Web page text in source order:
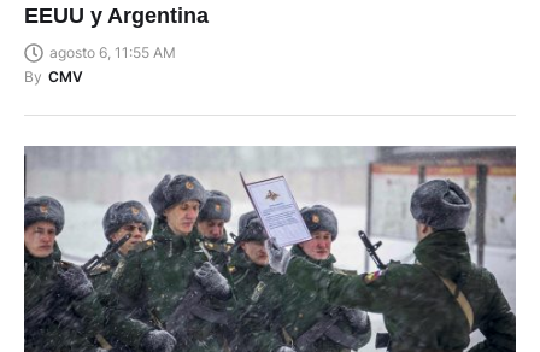
EEUU y Argentina
agosto 6, 11:55 AM
By CMV